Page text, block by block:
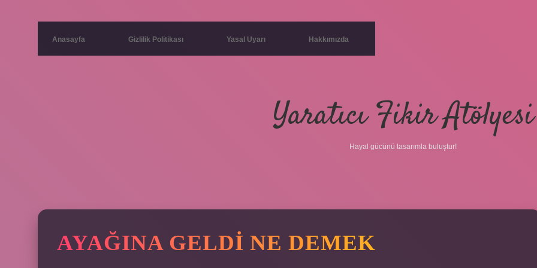
Anasayfa Gizlilik Politikası Yasal Uyarı Hakkımızda
Yaratıcı Fikir Atölyesi
Hayal gücünü tasarımla buluştur!
AYAĞINA GELDI NE DEMEK